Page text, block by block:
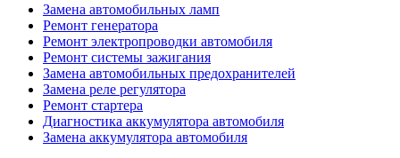
Замена автомобильных ламп
Ремонт генератора
Ремонт электропроводки автомобиля
Ремонт системы зажигания
Замена автомобильных предохранителей
Замена реле регулятора
Ремонт стартера
Диагностика аккумулятора автомобиля
Замена аккумулятора автомобиля